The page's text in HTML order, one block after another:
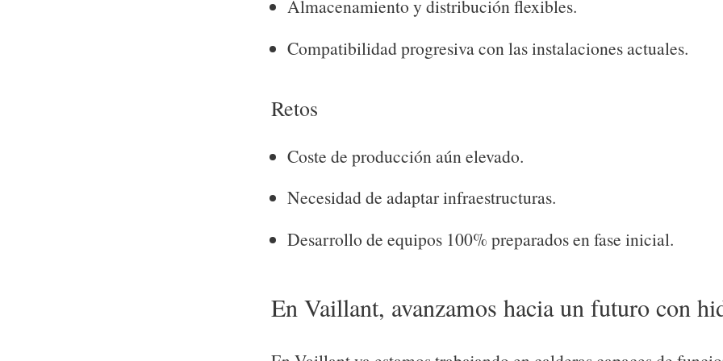
Almacenamiento y distribución flexibles.
Compatibilidad progresiva con las instalaciones actuales.
Retos
Coste de producción aún elevado.
Necesidad de adaptar infraestructuras.
Desarrollo de equipos 100% preparados en fase inicial.
En Vaillant, avanzamos hacia un futuro con